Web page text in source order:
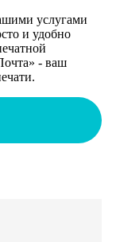
услугами
и удобно
- ваш